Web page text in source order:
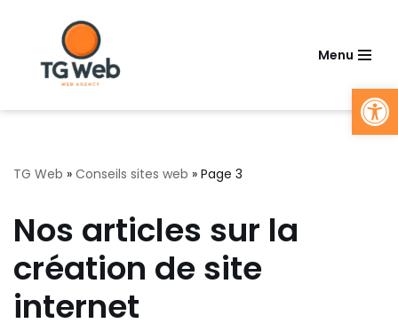
contenu
Menu
TG Web » Conseils sites web » Page 3
Nos articles sur la
création de site
internet